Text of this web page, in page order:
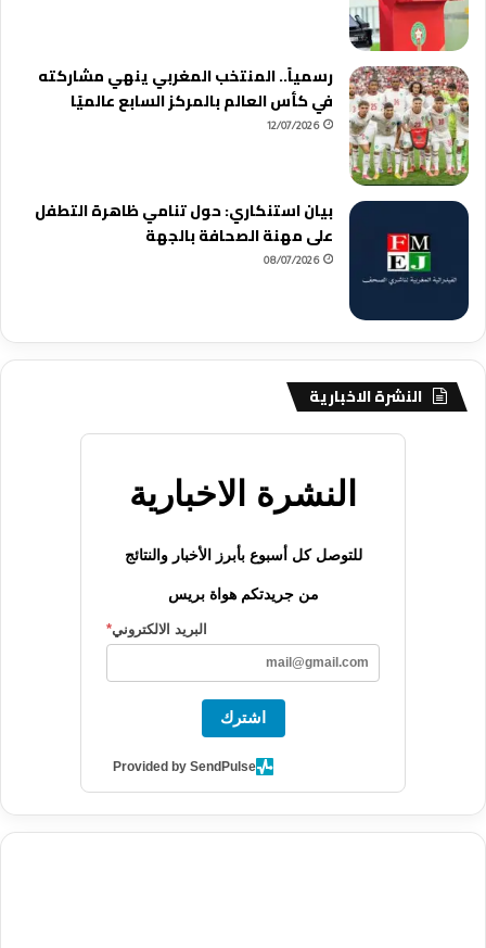
رسمياً.. المنتخب المغربي ينهي مشاركته
في كأس العالم بالمركز السابع عالميًا
12/07/2026
بيان استنكاري: حول تنامي ظاهرة التطفل
على مهنة الصحافة بالجهة
08/07/2026
النشرة الاخبارية
النشرة الاخبارية
للتوصل كل أسبوع بأبرز الأخبار والنتائج
من جريدتكم هواة بريس
البريد الالكتروني*
اشترك
Provided by SendPulse